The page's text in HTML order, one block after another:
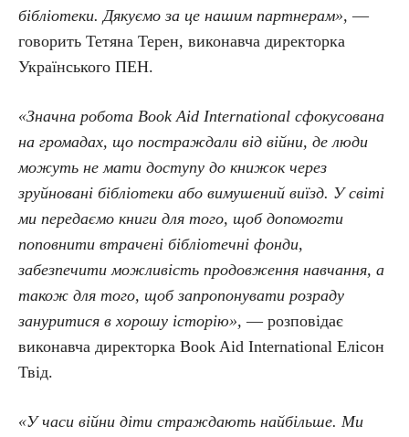
бібліотеки. Дякуємо за це нашим партнерам», —
говорить Тетяна Терен, виконавча директорка
Українського ПЕН.
«Значна робота Book Aid International сфокусована
на громадах, що постраждали від війни, де люди
можуть не мати доступу до книжок через
зруйновані бібліотеки або вимушений виїзд. У світі
ми передаємо книги для того, щоб допомогти
поповнити втрачені бібліотечні фонди,
забезпечити можливість продовження навчання, а
також для того, щоб запропонувати розраду
зануритися в хорошу історію», — розповідає
виконавча директорка Book Aid International Елісон
Твід.
«У часи війни діти страждають найбільше. Ми